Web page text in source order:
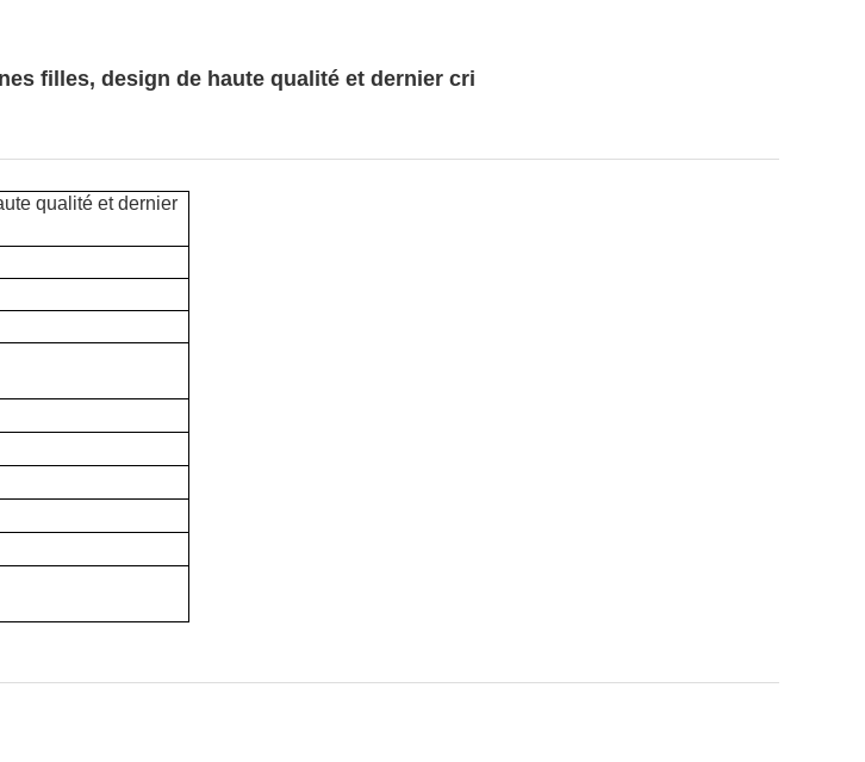
filles, design de haute qualité et dernier cri
qualité et dernier